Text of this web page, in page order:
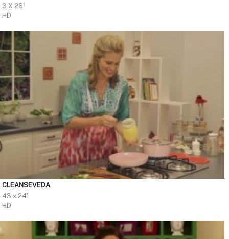
3 X 26'
HD
CLEANSEVEDA
43 x 24'
HD